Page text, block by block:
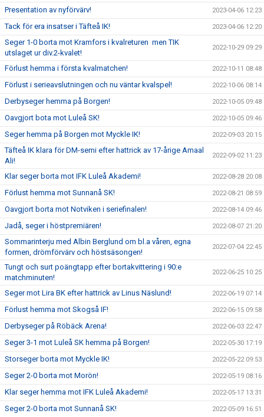
Presentation av nyförvärv! 2023-04-06 12:23
Tack för era insatser i Täfteå IK! 2023-04-06 12:20
Seger 1-0 borta mot Kramfors i kvalreturen men TIK
utslaget ur div.2-kvalet!
2022-10-29 09:29
Förlust hemma i första kvalmatchen! 2022-10-11 08:48
Förlust i serieavslutningen och nu väntar kvalspel! 2022-10-06 08:14
Derbyseger hemma på Borgen! 2022-10-05 09:48
Oavgjort bota mot Luleå SK! 2022-10-05 09:46
Seger hemma på Borgen mot Myckle IK! 2022-09-03 20:15
Täfteå IK klara för DM-semi efter hattrick av 17-årige Amaal
Ali!
2022-09-02 11:23
Klar seger borta mot IFK Luleå Akademi! 2022-08-28 20:08
Förlust hemma mot Sunnanå SK! 2022-08-21 08:59
Oavgjort borta mot Notviken i seriefinalen! 2022-08-14 09:46
Jadå, seger i höstpremiären! 2022-08-07 21:20
Sommarinterju med Albin Berglund om bl.a våren, egna
formen, drömförvärv och höstsäsongen!
2022-07-04 22:45
Tungt och surt poängtapp efter bortakvittering i 90:e
matchminuten!
2022-06-25 10:25
Seger mot Lira BK efter hattrick av Linus Näslund! 2022-06-19 07:14
Förlust hemma mot Skogså IF! 2022-06-15 09:58
Derbyseger på Röbäck Arena! 2022-06-03 22:47
Seger 3-1 mot Luleå SK hemma på Borgen! 2022-05-30 17:19
Storseger borta mot Myckle IK! 2022-05-22 09:53
Seger 2-0 borta mot Morön! 2022-05-19 08:16
Klar seger hemma mot IFK Luleå Akademi! 2022-05-17 13:31
Seger 2-0 borta mot Sunnanå SK! 2022-05-09 16:51